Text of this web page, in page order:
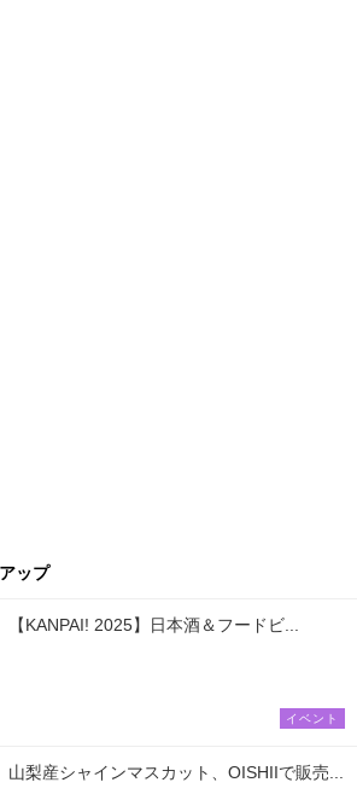
ップ
【KANPAI! 2025】日本酒＆フードビ...
イベント
山梨産シャインマスカット、OISHIIで販売...